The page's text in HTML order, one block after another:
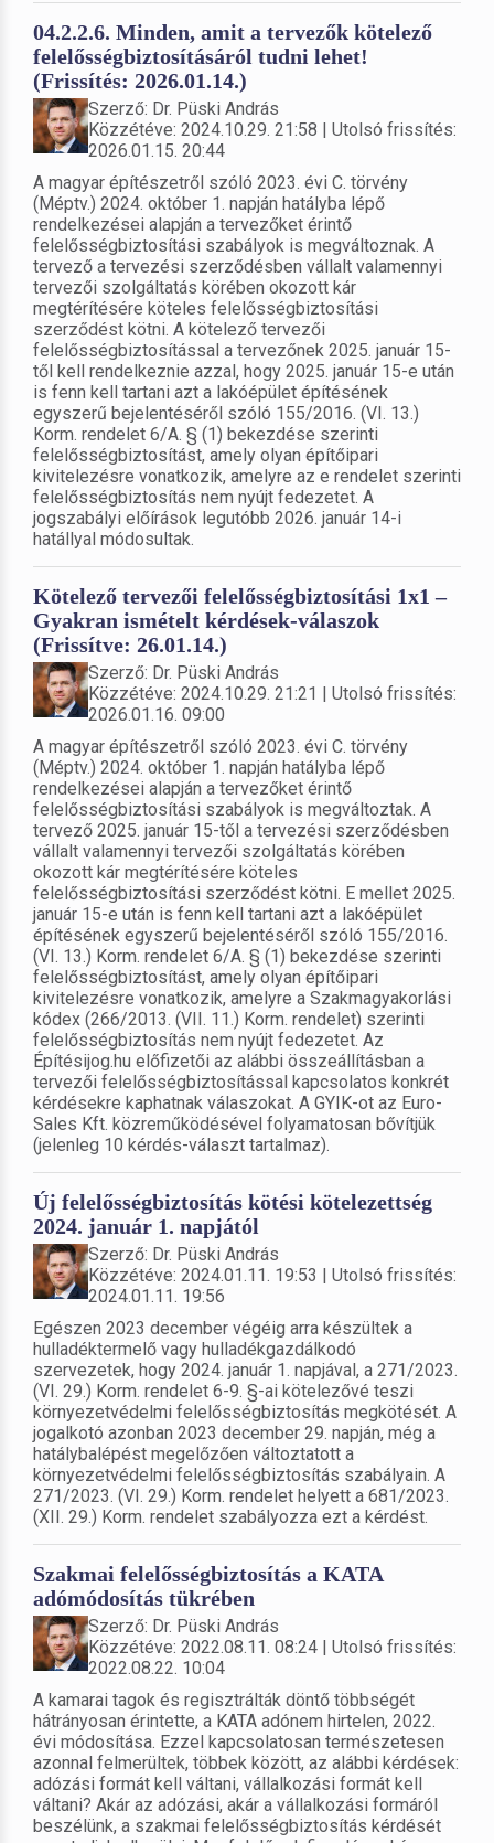
04.2.2.6. Minden, amit a tervezők kötelező
felelősségbiztosításáról tudni lehet!
(Frissítés: 2026.01.14.)
Szerző: Dr. Püski András
Közzétéve: 2024.10.29. 21:58 | Utolsó frissítés:
2026.01.15. 20:44
A magyar építészetről szóló 2023. évi C. törvény
(Méptv.) 2024. október 1. napján hatályba lépő
rendelkezései alapján a tervezőket érintő
felelősségbiztosítási szabályok is megváltoznak. A
tervező a tervezési szerződésben vállalt valamennyi
tervezői szolgáltatás körében okozott kár
megtérítésére köteles felelősségbiztosítási
szerződést kötni. A kötelező tervezői
felelősségbiztosítással a tervezőnek 2025. január 15-
től kell rendelkeznie azzal, hogy 2025. január 15-e után
is fenn kell tartani azt a lakóépület építésének
egyszerű bejelentéséről szóló 155/2016. (VI. 13.)
Korm. rendelet 6/A. § (1) bekezdése szerinti
felelősségbiztosítást, amely olyan építőipari
kivitelezésre vonatkozik, amelyre az e rendelet szerinti
felelősségbiztosítás nem nyújt fedezetet. A
jogszabályi előírások legutóbb 2026. január 14-i
hatállyal módosultak.
Kötelező tervezői felelősségbiztosítási 1x1 –
Gyakran ismételt kérdések-válaszok
(Frissítve: 26.01.14.)
Szerző: Dr. Püski András
Közzétéve: 2024.10.29. 21:21 | Utolsó frissítés:
2026.01.16. 09:00
A magyar építészetről szóló 2023. évi C. törvény
(Méptv.) 2024. október 1. napján hatályba lépő
rendelkezései alapján a tervezőket érintő
felelősségbiztosítási szabályok is megváltoztak. A
tervező 2025. január 15-től a tervezési szerződésben
vállalt valamennyi tervezői szolgáltatás körében
okozott kár megtérítésére köteles
felelősségbiztosítási szerződést kötni. E mellet 2025.
január 15-e után is fenn kell tartani azt a lakóépület
építésének egyszerű bejelentéséről szóló 155/2016.
(VI. 13.) Korm. rendelet 6/A. § (1) bekezdése szerinti
felelősségbiztosítást, amely olyan építőipari
kivitelezésre vonatkozik, amelyre a Szakmagyakorlási
kódex (266/2013. (VII. 11.) Korm. rendelet) szerinti
felelősségbiztosítás nem nyújt fedezetet. Az
Építésijog.hu előfizetői az alábbi összeállításban a
tervezői felelősségbiztosítással kapcsolatos konkrét
kérdésekre kaphatnak válaszokat. A GYIK-ot az Euro-
Sales Kft. közreműködésével folyamatosan bővítjük
(jelenleg 10 kérdés-választ tartalmaz).
Új felelősségbiztosítás kötési kötelezettség
2024. január 1. napjától
Szerző: Dr. Püski András
Közzétéve: 2024.01.11. 19:53 | Utolsó frissítés:
2024.01.11. 19:56
Egészen 2023 december végéig arra készültek a
hulladéktermelő vagy hulladékgazdálkodó
szervezetek, hogy 2024. január 1. napjával, a 271/2023.
(VI. 29.) Korm. rendelet 6-9. §-ai kötelezővé teszi
környezetvédelmi felelősségbiztosítás megkötését. A
jogalkotó azonban 2023 december 29. napján, még a
hatálybalépést megelőzően változtatott a
környezetvédelmi felelősségbiztosítás szabályain. A
271/2023. (VI. 29.) Korm. rendelet helyett a 681/2023.
(XII. 29.) Korm. rendelet szabályozza ezt a kérdést.
Szakmai felelősségbiztosítás a KATA
adómódosítás tükrében
Szerző: Dr. Püski András
Közzétéve: 2022.08.11. 08:24 | Utolsó frissítés:
2022.08.22. 10:04
A kamarai tagok és regisztrálták döntő többségét
hátrányosan érintette, a KATA adónem hirtelen, 2022.
évi módosítása. Ezzel kapcsolatosan természetesen
azonnal felmerültek, többek között, az alábbi kérdések:
adózási formát kell váltani, vállalkozási formát kell
váltani? Akár az adózási, akár a vállalkozási formáról
beszélünk, a szakmai felelősségbiztosítás kérdését